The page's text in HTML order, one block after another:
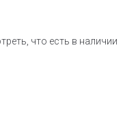
что есть в наличии